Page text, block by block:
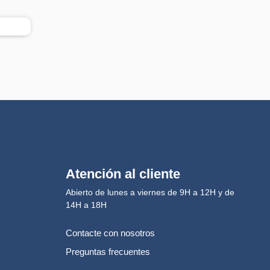
Atención al cliente
Abierto de lunes a viernes de 9H a 12H y de
14H a 18H
Contacte con nosotros
Preguntas frecuentes